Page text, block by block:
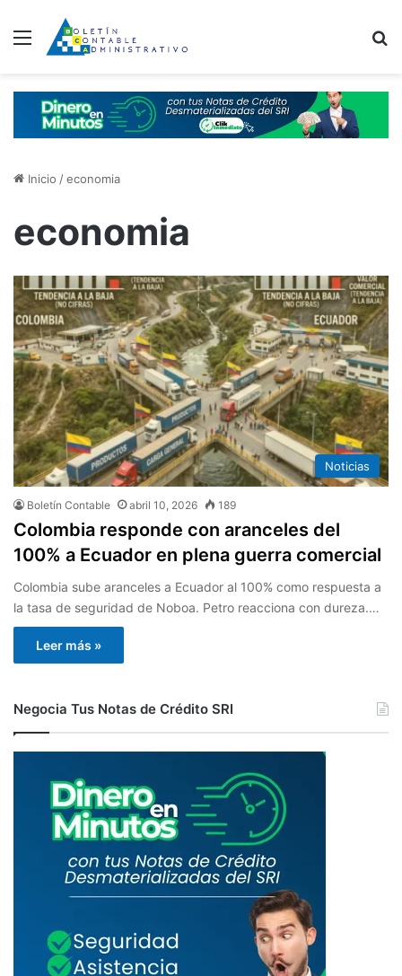
Menú
Inicio /economia
economia
Noticias
Boletín Contable abril 10, 2026 189
Colombia responde con aranceles del
100% a Ecuador en plena guerra comercial
Colombia sube aranceles a Ecuador al 100% como respuesta a
la tasa de seguridad de Noboa. Petro reacciona con dureza.…
Leer más »
Negocia Tus Notas de Crédito SRI